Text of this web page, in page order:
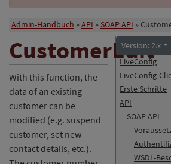
Admin-Handbuch API SOAP API
Version: 2.x
LiveConfig
LiveConfig-
Erste Schritte
API
SOAP API
WSDL-
CustomerEdit
With this function, the
data of an existing
customer can be
modified (e.g. suspend
customer, set new
contact details, etc.).